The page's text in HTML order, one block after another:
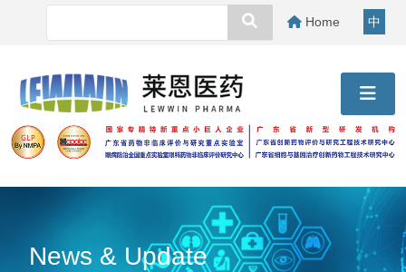
Home 中
News & Update